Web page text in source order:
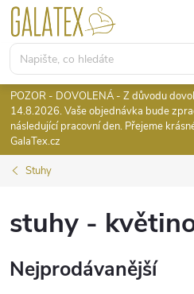
Přejít
obsah
POZOR - DOVOLENÁ - Z důvodu
14.8.2026. Vaše objednávka bude
následující pracovní den. Přejeme
GalaTex.cz
Stuhy
stuhy -
Nejprodávanější